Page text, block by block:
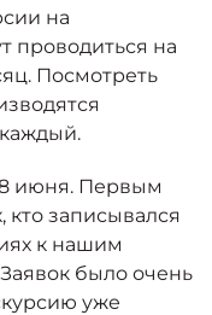
седан
(РУ)
равные
на
проводиться на
Посмотреть
июня. Первым
кто записывался
к нашим
было очень
уже